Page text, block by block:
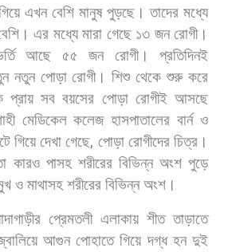
এখন বেশি মানুষ পুড়ছে। তাদের মধ্যে
এর মধ্যে মারা গেছে ১৩ জন রোগী।
আছে ৫৫ জন রোগী।
প্রতিদিনই
নতুন পোড়া রোগী। শিশু থেকে শুরু করে
প্রায় সব বয়সের পোড়া রোগীই আসছে
মেডিকেল কলেজ হাসপাতালের বার্ন ও
গিয়ে দেখা গেছে, পোড়া রোগীদের চিত্র।
কারও পাসহ শরীরের বিভিন্ন অংশ পুড়ে
ও মাথাসহ শরীরের বিভিন্ন অংশ।
প্রেমতলী এলাকায় শীত তাড়াতে
আগুন পোহাতে গিয়ে দগ্ধ হন দুই